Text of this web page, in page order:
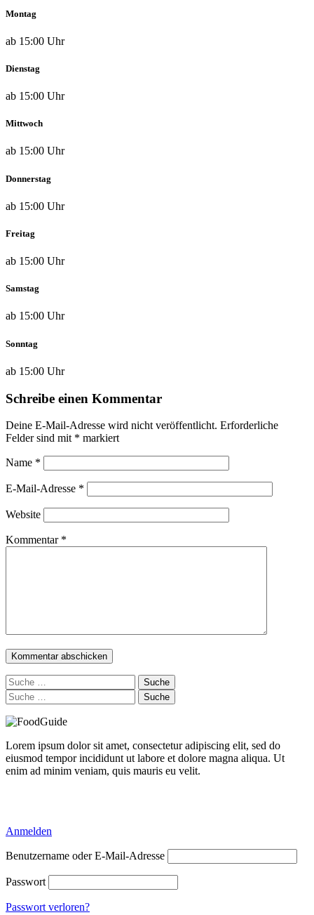
Montag
ab 15:00 Uhr
Dienstag
ab 15:00 Uhr
Mittwoch
ab 15:00 Uhr
Donnerstag
ab 15:00 Uhr
Freitag
ab 15:00 Uhr
Samstag
ab 15:00 Uhr
Sonntag
ab 15:00 Uhr
Schreibe einen Kommentar
Deine E-Mail-Adresse wird nicht veröffentlicht. Erforderliche
Felder sind mit * markiert
Name *
E-Mail-Adresse *
Website
Kommentar *
Suche
nach:
Suche
nach:
Lorem ipsum dolor sit amet, consectetur adipiscing elit, sed do
eiusmod tempor incididunt ut labore et dolore magna aliqua. Ut
enim ad minim veniam, quis mauris eu velit.
Anmelden
Benutzername oder E-Mail-Adresse
Passwort
Passwort verloren?